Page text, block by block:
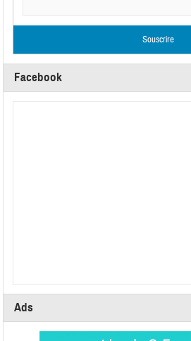
Facebook
Ads